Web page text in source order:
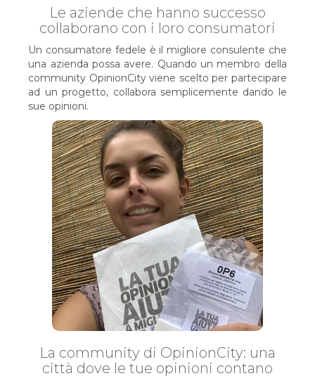
Le aziende che hanno successo
collaborano con i loro consumatori
Un consumatore fedele è il migliore consulente che
una azienda possa avere. Quando un membro della
community OpinionCity viene scelto per partecipare
ad un progetto, collabora semplicemente dando le
sue opinioni.
La community di OpinionCity: una
città dove le tue opinioni contano